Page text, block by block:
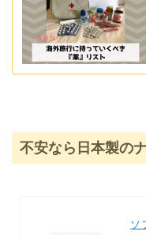
不安なら日本製の
ソ